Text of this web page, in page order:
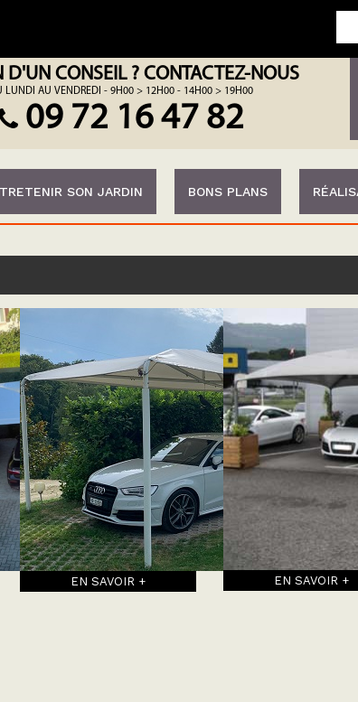
D'UN CONSEIL ? CONTACTEZ-NOUS
LUNDI AU VENDREDI - 9H00 > 12H00 - 14H00 > 19H00
09 72 16 47 82
SON JARDIN BONS PLANS
EN SAVOIR + EN SAVOIR +